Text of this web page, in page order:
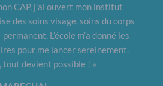
CAP, j’ai ouvert mon institut
des soins visage, soins du corps
L’école m’a donné les
pour me lancer sereinement.
devient possible ! »